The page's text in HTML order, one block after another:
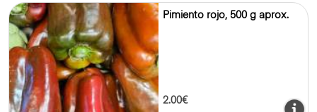
Pimiento rojo, 500 g aprox.
2.00€